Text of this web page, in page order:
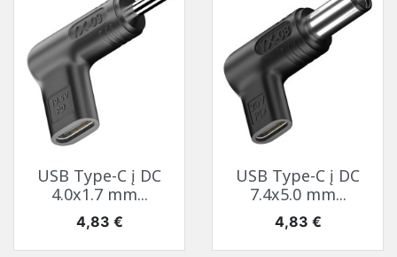
USB Type-C į DC
4.0x1.7 mm...
Kaina
4,83 €
USB Type-C į DC
7.4x5.0 mm...
Kaina
4,83 €